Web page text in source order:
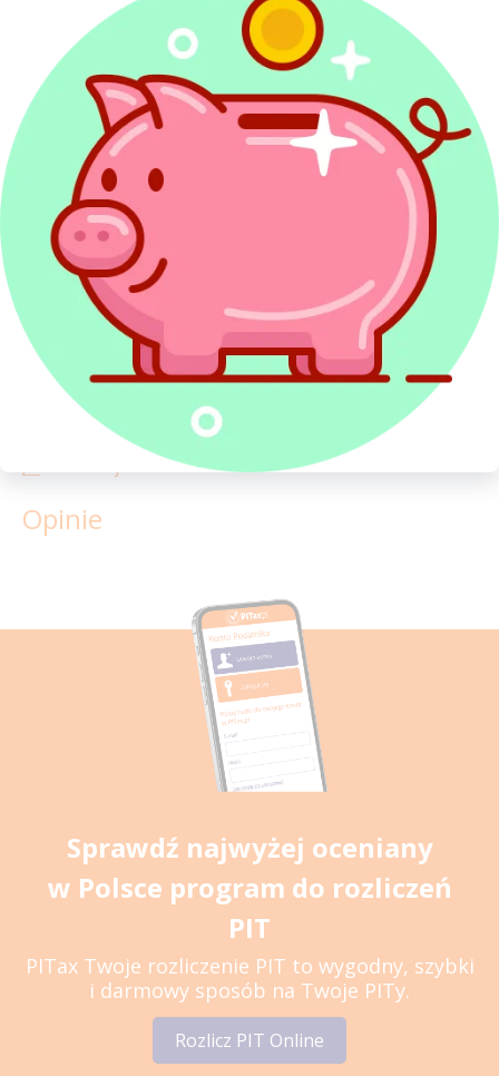
Formularze podatkowe
Korekta PIT
Powiązane artykuły
Druki PIT 2027
Zmiana adresu i PIT
Rozliczenie PIT jako osoba samotnie
wychowująca
Jak złożyć korektę PIT?
PIT przez Internet
Rozliczenie PIT Wspólnie z małżonkiem
Redakcja PITax
Opinie
Sprawdź najwyżej oceniany
w Polsce program do rozliczeń
PIT
PITax Twoje rozliczenie PIT to wygodny, szybki
i darmowy sposób na Twoje PITy.
Rozlicz PIT Online